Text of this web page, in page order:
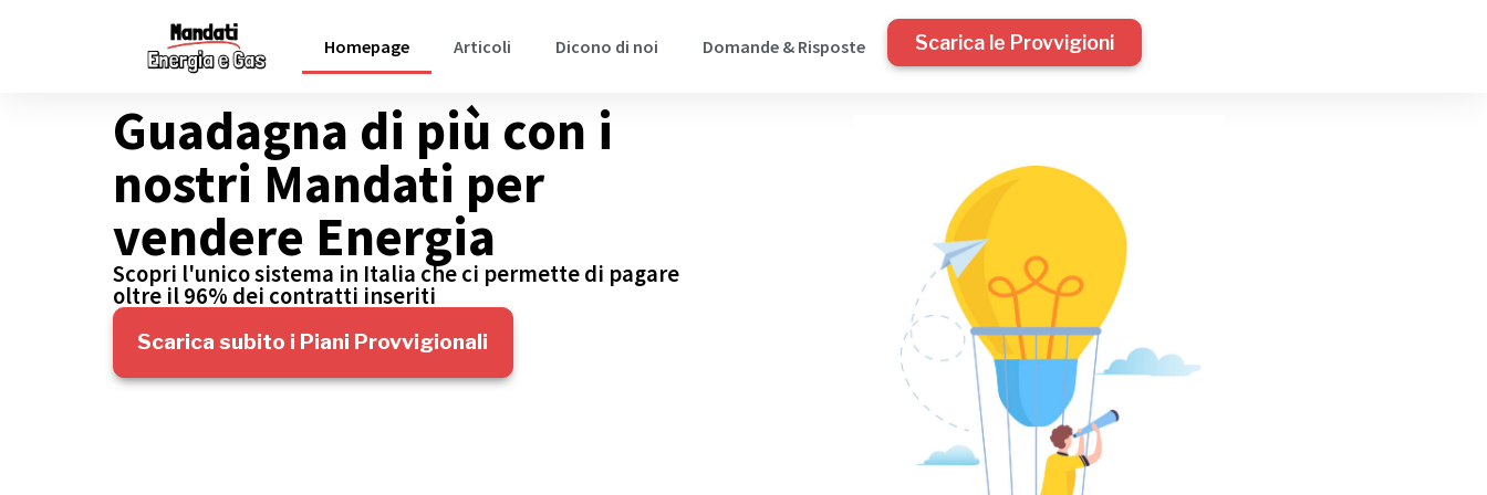
Homepage Articoli Dicono di noi Domande & Risposte Scarica le Provvigioni
Guadagna di più con i
nostri Mandati per
vendere Energia
Scopri l'unico sistema in Italia che ci permette di pagare
oltre il 96% dei contratti inseriti
Scarica subito i Piani Provvigionali